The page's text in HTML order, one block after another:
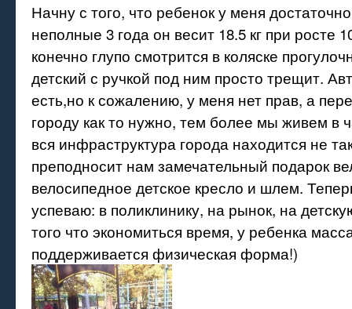
Начну с того, что ребенок у меня
неполные 3 года он весит 18.5 кг при росте
конечно глупо смотрится в коляске
детский с ручкой под ним просто трещит.
есть,но к сожалению, у меня нет прав, а
городу как то нужно, тем более мы живем в
вся инфраструктура города находится не
преподносит нам замечательный подарок
велосипедное детское кресло и шлем.
успеваю: в поликлинику, на рынок, на
того что экономиться время, у ребенка
поддерживается физическая форма!)